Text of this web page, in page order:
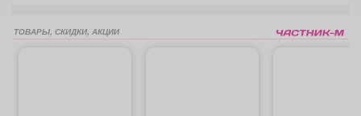
ТОВАРЫ, СКИДКИ, АКЦИИ